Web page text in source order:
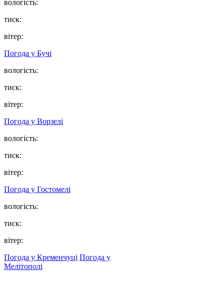
вологість:
тиск:
вітер:
Погода у Бучі
вологість:
тиск:
вітер:
Погода у Ворзелі
вологість:
тиск:
вітер:
Погода у Гостомелі
вологість:
тиск:
вітер:
Погода у Кременчуці Погода у
Мелітополі